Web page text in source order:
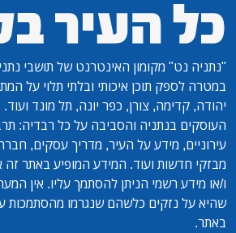
"נתניה נט" מקומון האינטרנט של תושבי
במטרה לספק תוכן איכותי ובלתי תלוי על
יהודה, קדימה, צורן, כפר יונה, תל מונד
העוסקים בנתניה והסביבה על כל רבדיה:
עירוניים, מידע על העיר, מדריך עסקים,
מבזקי חדשות ועוד. המידע המופיע באתר זה
ו/או מידע רשמי הניתן להסתמך עליו. אין
שהיא על נזקים כלשהם שנגרמו מהסתמכות
באתר.